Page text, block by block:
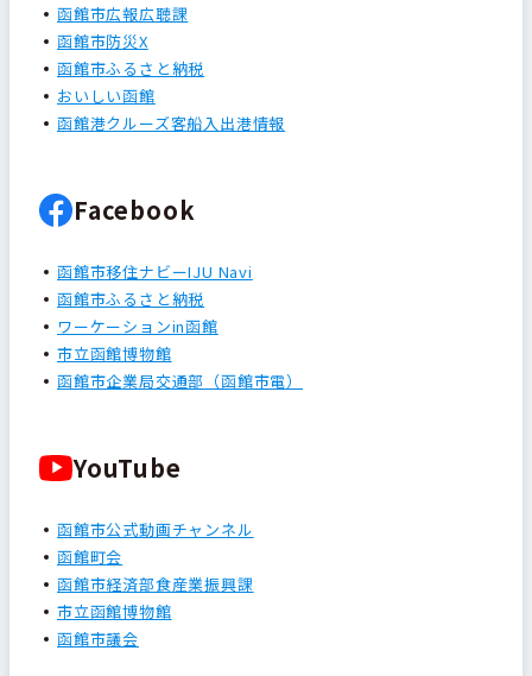
函館市広報広聴課
函館市防災X
函館市ふるさと納税
おいしい函館
函館港クルーズ客船入出港情報
Facebook
函館市移住ナビーIJU Navi
函館市ふるさと納税
ワーケーションin函館
市立函館博物館
函館市企業局交通部（函館市電）
YouTube
函館市公式動画チャンネル
函館町会
函館市経済部食産業振興課
市立函館博物館
函館市議会